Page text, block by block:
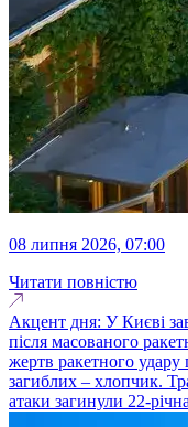
08 липня 2026, 07:00
Читати повністю
Акцент дня: У Києві
після масованого
жертв ракетного
загиблих – хлопчик.
атаки загинули 22-